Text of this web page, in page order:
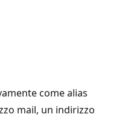
come alias
mail, un indirizzo